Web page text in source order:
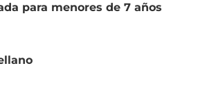
para menores de 7 años